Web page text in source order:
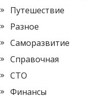
Путешествие
Разное
Саморазвитие
Справочная
СТО
Финансы